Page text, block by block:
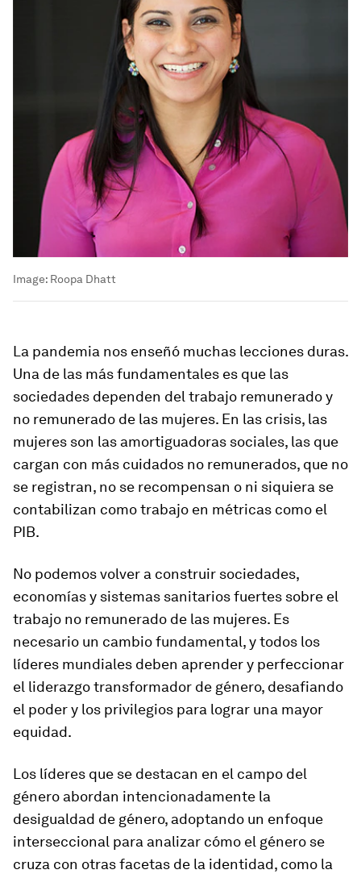
Image: Roopa Dhatt
La pandemia nos enseñó muchas lecciones duras.
Una de las más fundamentales es que las
sociedades dependen del trabajo remunerado y
no remunerado de las mujeres. En las crisis, las
mujeres son las amortiguadoras sociales, las que
cargan con más cuidados no remunerados, que no
se registran, no se recompensan o ni siquiera se
contabilizan como trabajo en métricas como el
PIB.
No podemos volver a construir sociedades,
economías y sistemas sanitarios fuertes sobre el
trabajo no remunerado de las mujeres. Es
necesario un cambio fundamental, y todos los
líderes mundiales deben aprender y perfeccionar
el liderazgo transformador de género, desafiando
el poder y los privilegios para lograr una mayor
equidad.
Los líderes que se destacan en el campo del
género abordan intencionadamente la
desigualdad de género, adoptando un enfoque
interseccional para analizar cómo el género se
cruza con otras facetas de la identidad, como la